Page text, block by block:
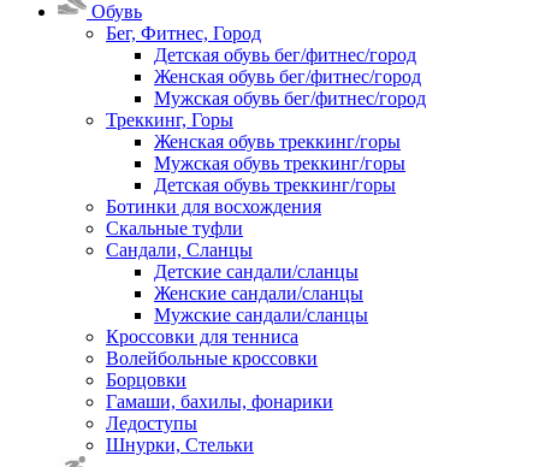
Обувь
Бег, Фитнес, Город
Детская обувь бег/фитнес/город
Женская обувь бег/фитнес/город
Мужская обувь бег/фитнес/город
Треккинг, Горы
Женская обувь треккинг/горы
Мужская обувь треккинг/горы
Детская обувь треккинг/горы
Ботинки для восхождения
Скальные туфли
Сандали, Сланцы
Детские сандали/сланцы
Женские сандали/сланцы
Мужские сандали/сланцы
Кроссовки для тенниса
Волейбольные кроссовки
Борцовки
Гамаши, бахилы, фонарики
Ледоступы
Шнурки, Стельки